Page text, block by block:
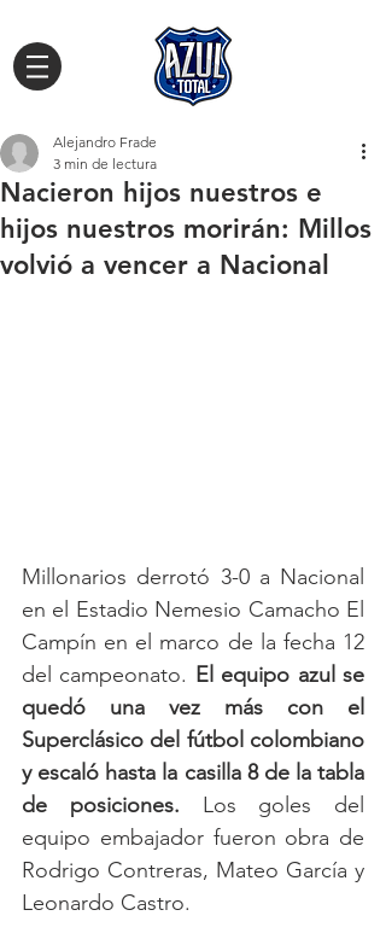
Nacieron hijos nuestros e
hijos nuestros morirán: Millos
volvió a vencer a Nacional
Alejandro Frade
3 min de lectura
Millonarios derrotó 3-0 a Nacional
en el Estadio Nemesio Camacho El
Campín en el marco de la fecha 12
del campeonato. El equipo azul se
quedó una vez más con el
Superclásico del fútbol colombiano
y escaló hasta la casilla 8 de la tabla
de posiciones. Los goles del
equipo embajador fueron obra de
Rodrigo Contreras, Mateo García y
Leonardo Castro.